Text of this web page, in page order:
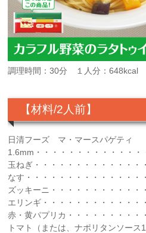
調理時間：30分 １人分：648kcal
【材料/2人前】
日清フーズ マ・マースパゲティ
1.6mm・・・・・・・・・・・・・
玉ねぎ・・・・・・・・・・・・・
なす・・・・・・・・・・・・・・
ズッキーニ・・・・・・・・・・・
エリンギ・・・・・・・・・・・・
赤・黄パプリカ・・・・・・・・・
トマト（または、ナポリタンソース